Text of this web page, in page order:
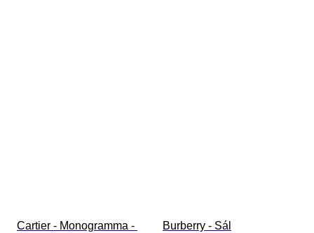
Cartier - Monogramma -
Burberry - Sál